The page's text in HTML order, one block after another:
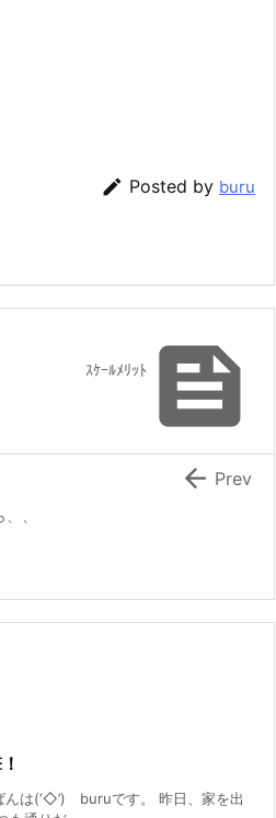
 Posted by buru

ｽｹｰﾙﾒﾘｯﾄ
、
 Prev
は(‘◇’)ゞburuです。 昨日、家を出